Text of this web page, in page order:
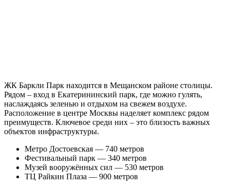
ЖК Баркли Парк находится в Мещанском районе столицы.
Рядом – вход в Екатерининский парк, где можно гулять,
наслаждаясь зеленью и отдыхом на свежем воздухе.
Расположение в центре Москвы наделяет комплекс рядом
преимуществ. Ключевое среди них – это близость важных
объектов инфраструктуры.
Метро Достоевская — 740 метров
Фестивальный парк — 340 метров
Музей вооружённых сил — 530 метров
ТЦ Райкин Плаза — 900 метров